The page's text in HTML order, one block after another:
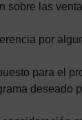
sobre las
por
para el
deseado